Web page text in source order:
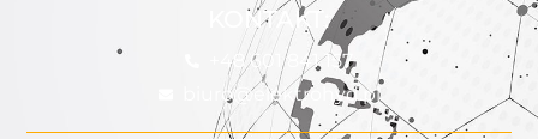
KONTAKT:
+48 601 841 157
biuro@elektrohyd.pl